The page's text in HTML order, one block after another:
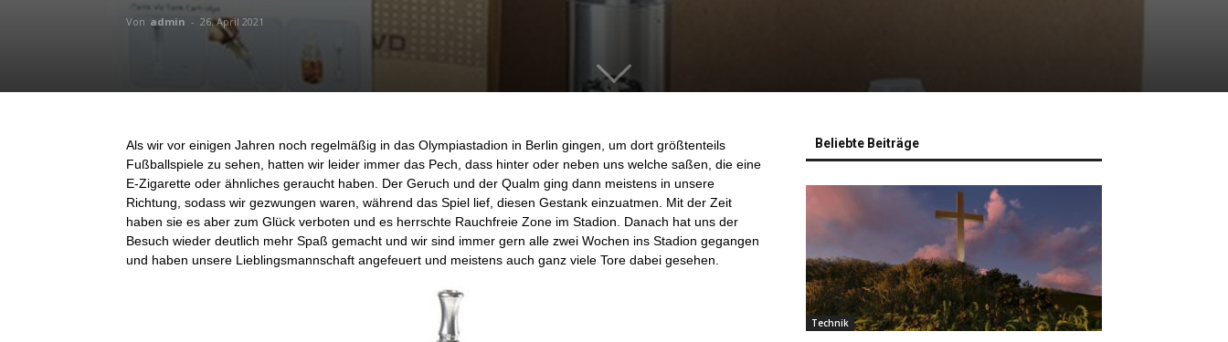
Von admin - 26. April 2021
Als wir vor einigen Jahren noch regelmäßig in das Olympiastadion in Berlin gingen, um dort größtenteils
Fußballspiele zu sehen, hatten wir leider immer das Pech, dass hinter oder neben uns welche saßen, die eine
E-Zigarette oder ähnliches geraucht haben. Der Geruch und der Qualm ging dann meistens in unsere
Richtung, sodass wir gezwungen waren, während das Spiel lief, diesen Gestank einzuatmen. Mit der Zeit
haben sie es aber zum Glück verboten und es herrschte Rauchfreie Zone im Stadion. Danach hat uns der
Besuch wieder deutlich mehr Spaß gemacht und wir sind immer gern alle zwei Wochen ins Stadion gegangen
und haben unsere Lieblingsmannschaft angefeuert und meistens auch ganz viele Tore dabei gesehen.
Beliebte Beiträge
Technik